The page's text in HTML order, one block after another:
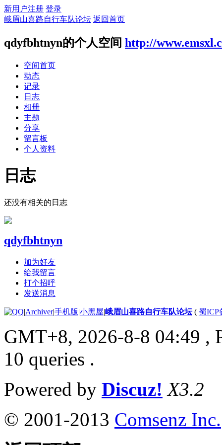
新用户注册 登录
峨眉山喜路自行车队论坛 返回首页
qdyfbhtnyn的个人空间 http://
空间首页
动态
记录
日志
相册
主题
分享
留言板
个人资料
日志
还没有相关的日志
qdyfbhtnyn
加为好友
给我留言
打个招呼
发送消息
|Archiver|手机版|小黑屋|峨眉山喜路自行车队论坛( 蜀ICP
GMT+8, 2026-8-8 04:49 ,
10 queries .
Powered by Discuz! X3.2
© 2001-2013 Comsenz Inc.